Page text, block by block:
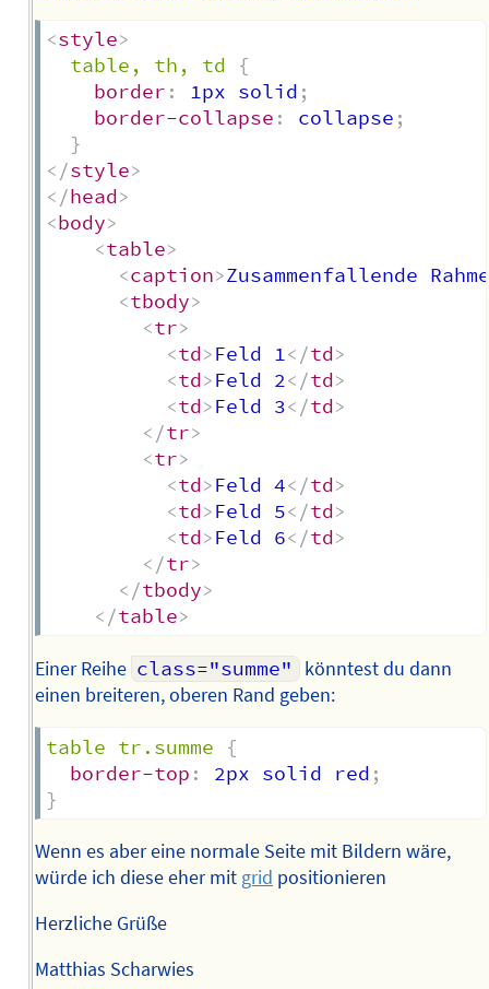
<style>
table, th, td
{
border : 1px solid ;
border-collapse : collapse ;
}
</style>
</head>
<body>
<table>
<caption>Zusammenfallende
<tbody>
<tr>
<td>Feld 1</td>
<td>Feld 2</td>
<td>Feld 3</td>
</tr>
<tr>
<td>Feld 4</td>
<td>Feld 5</td>
<td>Feld 6</td>
</tr>
</tbody>
</table>
Einer Reihe class="summe"
könntest du dann
einen breiteren, oberen Rand geben:
table tr.summe
{
border-top : 2px solid red ;
}
Wenn es aber eine normale Seite mit Bildern wäre,
würde ich diese eher mit grid positionieren
Herzliche Grüße
Matthias Scharwies